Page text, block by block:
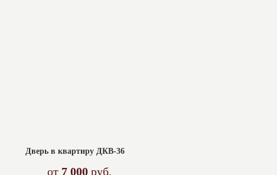
Дверь в квартиру ДКВ-36
от 7 000 руб.